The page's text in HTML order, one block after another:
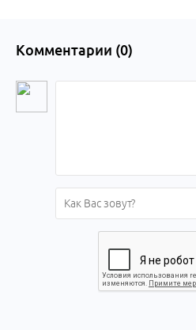
Комментарии (0)